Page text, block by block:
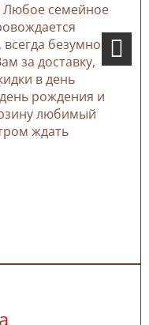
семейное
безумно
за доставку,
в день
рождения и
любимый
ждать